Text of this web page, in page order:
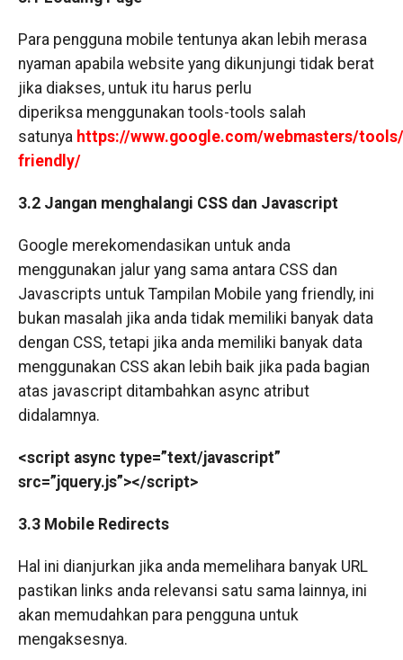
Para pengguna mobile tentunya akan lebih merasa
nyaman apabila website yang dikunjungi tidak berat
jika diakses, untuk itu harus perlu
diperiksa menggunakan tools-tools salah
satunya https://www.google.com/webmasters/
friendly/
3.2 Jangan menghalangi CSS dan Javascript
Google merekomendasikan untuk anda
menggunakan jalur yang sama antara CSS dan
Javascripts untuk Tampilan Mobile yang friendly, ini
bukan masalah jika anda tidak memiliki banyak data
dengan CSS, tetapi jika anda memiliki banyak data
menggunakan CSS akan lebih baik jika pada bagian
atas javascript ditambahkan async atribut
didalamnya.
<script async type=”text/javascript”
src=”jquery.js”></script>
3.3 Mobile Redirects
Hal ini dianjurkan jika anda memelihara banyak URL
pastikan links anda relevansi satu sama lainnya, ini
akan memudahkan para pengguna untuk
mengaksesnya.